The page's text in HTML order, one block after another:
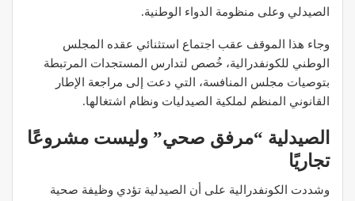
الصيدلي وعلى منظومة الدواء الوطنية.
وجاء هذا الموقف عقب اجتماع استثنائي عقده المجلس
الوطني للكونفدرالية، خُصص لتدارس المستجدات المرتبطة
بتوصيات مجلس المنافسة، التي دعت إلى مراجعة الإطار
القانوني المنظم لملكية الصيدليات ونظام اشتغالها.
الصيدلية “مرفق صحي” وليست مشروعًا
تجاريًا
وشددت الكونفدرالية على أن الصيدلية تؤدي وظيفة صحية